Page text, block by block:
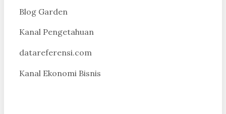
Blog Garden
Kanal Pengetahuan
datareferensi.com
Kanal Ekonomi Bisnis